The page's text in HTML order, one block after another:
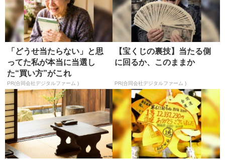
「どうせ当たらない」と思
ってた私が本当に当選し
た“買い方”がこれ
PR(合同会社デジタルファーム )
【宝くじの裏技】当たる側
に回るか、このままか
PR(合同会社デジタルファーム )